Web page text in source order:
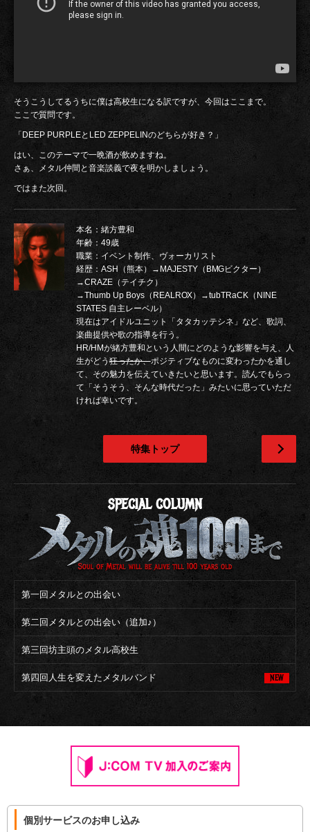
そうこうしてるうちに僕は高校生になる訳ですが、今回はここまで。
ここで質問です。
「DEEP PURPLEとLED ZEPPELINのどちらが好き？」
はい、このテーマで一晩酒が飲めますね。
さぁ、メタル仲間と音楽談義で夜を明かしましょう。
ではまた次回。
本名：緒方豊和
年齢：49歳
職業：イベント制作、ヴォーカリスト
経歴：ASH（熊本）→MAJESTY（BMGビクター）
→CRAZE（テイチク）
→Thumb Up Boys（REALROX）→tubTRaCK（NINE
STATES 自主レーベル）
現在はアイドルユニット「タタカッテシネ」など、歌詞、
楽曲提供や歌の指導を行う。
HR/HMが緒方豊和という人間にどのような影響を与え、人
生がどう狂ったか、ポジティブなものに変わったかを通し
て、その魅力を伝えていきたいと思います。読んでもらっ
て「そうそう、そんな時代だった」みたいに思っていただ
ければ幸いです。
特集トップ
SPECIAL COLUMN
第一回 メタルとの出会い
第二回 メタルとの出会い（追加♪）
第三回坊主頭のメタル高校生
第四回 人生を変えたメタルバンド NEW
個別サービスのお申し込み